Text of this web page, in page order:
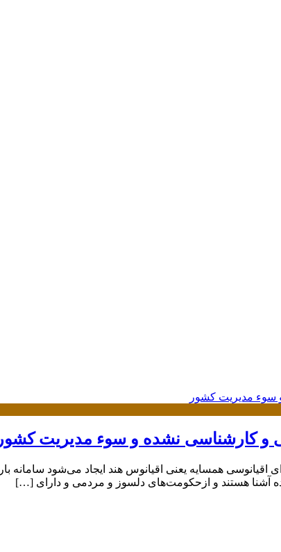
و کارشناسی نشده و سوء مدیریت کشور
آشنا هستند و ازحکومت‌های دلسوز و مردمی و دارای […]